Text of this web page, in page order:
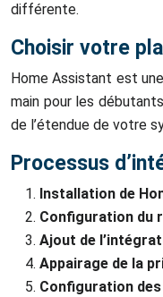
différente.
Choisir votre
Home Assistant est
main pour les
de l’étendue de votre
Processus
Installation de
Configuration du
Ajout de
Appairage de la
Configuration